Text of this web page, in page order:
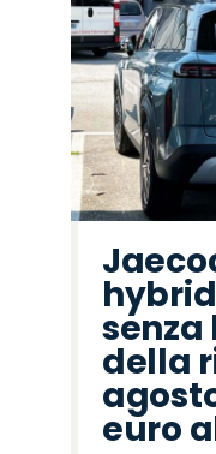
senza
della
euro